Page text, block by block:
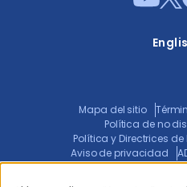
Mapa del sitio
Política de no
Política y Directrices
Aviso de privacidad
Aviso Conjunto de